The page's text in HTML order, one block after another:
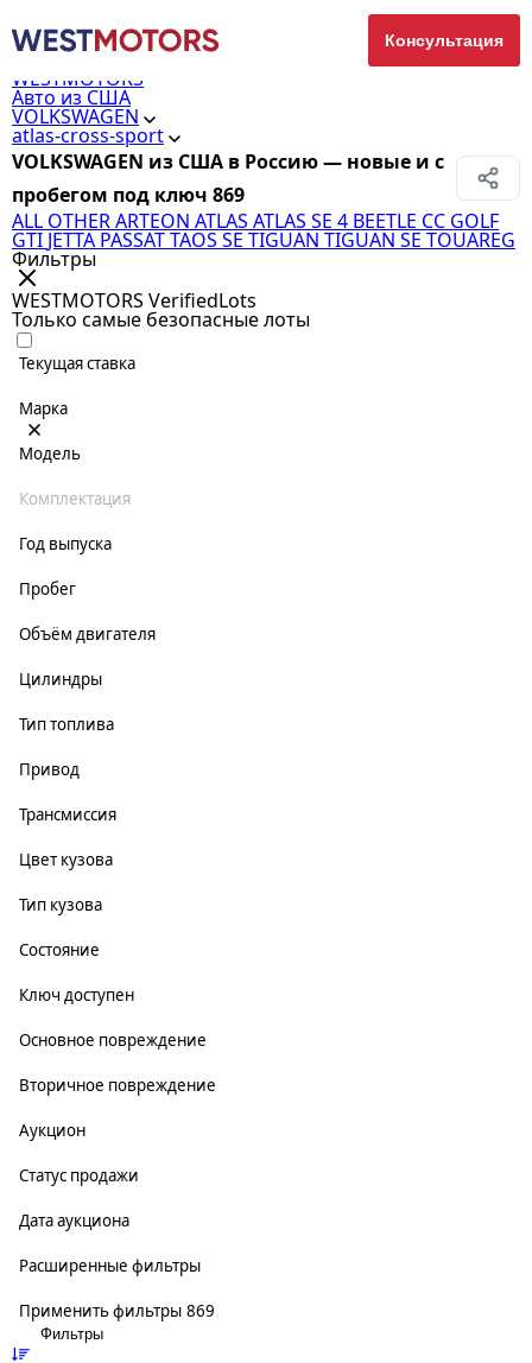
Консультация
WESTMOTORS
Авто из США
VOLKSWAGEN
atlas-cross-sport
VOLKSWAGEN из США в Россию — новые и с
пробегом под ключ 869
ALL OTHERARTEON ATLAS ATLAS SE 4 BEETLE CC GOLF
GTI JETTA PASSATTAOS SE TIGUAN TIGUAN SE TOUAREG
Фильтры
WESTMOTORS VerifiedLots
Только самые безопасные лоты
Текущая ставка
Марка
Модель
Комплектация
Год выпуска
Пробег
Объём двигателя
Цилиндры
Тип топлива
Привод
Трансмиссия
Цвет кузова
Тип кузова
Состояние
Ключ доступен
Основное повреждение
Вторичное повреждение
Аукцион
Статус продажи
Дата аукциона
Расширенные фильтры
Применить фильтры 869
Фильтры